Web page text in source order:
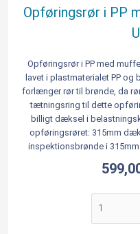
Opføringsrør i PP
Opføringsrør i PP med
lavet i plastmaterialet PP
forlænger rør til brønde, da
tætningsring til dette
billigt dæksel i
opføringsrøret: 315mm
inspektionsbrønde i